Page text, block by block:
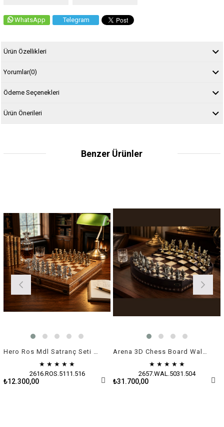
WhatsApp Telegram
Ürün Özellikleri
Yorumlar(0)
Ödeme Seçenekleri
Ürün Önerileri
Benzer Ürünler
Hero Ros Mdl Satranç Seti / Metal Figürlü
★ ★ ★ ★ ★
2616.ROS.5111.516
₺12.300,00
Arena 3D Chess Board Walnut Big Size / Metal Figürlü
★ ★ ★ ★ ★
2657.WAL.5031.504
₺31.700,00